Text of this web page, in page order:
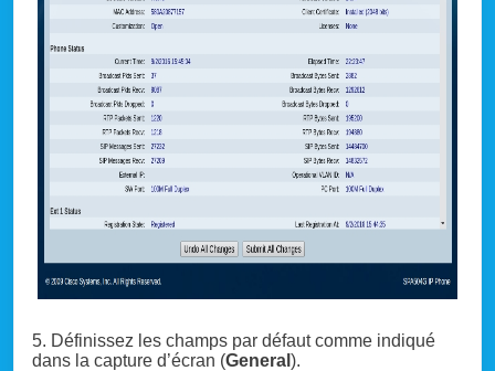
5. Définissez les champs par défaut comme indiqué
dans la capture d’écran (General ).